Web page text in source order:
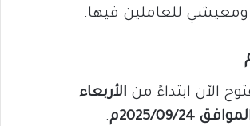
ومعيشي للعاملين فيها.
الآن ابتداءً من الأربعاء
.